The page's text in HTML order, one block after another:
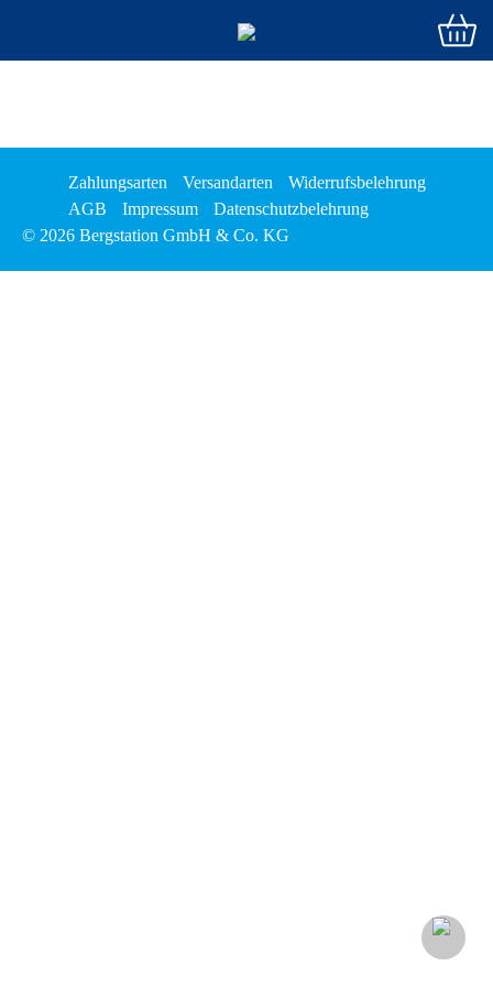
Zahlungsarten Versandarten
Widerrufsbelehrung
AGB
Impressum
Datenschutzbelehrung
© 2026 Bergstation GmbH & Co. KG